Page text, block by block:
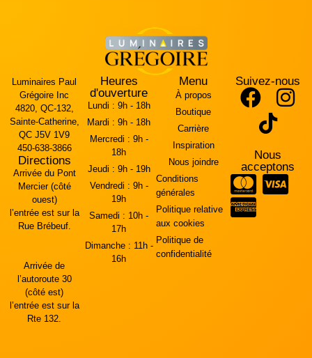
Luminaires Paul
Grégoire Inc
4820, QC-132,
Sainte-Catherine,
QC J5V 1V9
450-638-3866
Directions
Arrivée du Pont
Mercier (côté
ouest)
l’entrée est sur la
Rue Brébeuf.
Arrivée de
l’autoroute 30
(côté est)
l’entrée est sur la
Rte 132.
Heures
d'ouverture
Lundi : 9h - 18h
Mardi : 9h - 18h
Mercredi : 9h -
18h
Jeudi : 9h - 19h
Vendredi : 9h -
19h
Samedi : 10h -
17h
Dimanche : 11h -
16h
Menu
À propos
Boutique
Carrière
Inspiration
Nous joindre
Conditions
générales
Politique relative
aux cookies
Politique de
confidentialité
Suivez-nous
Nous
acceptons